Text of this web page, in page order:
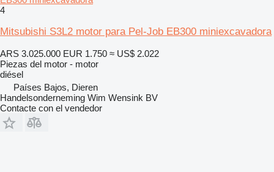
4
Mitsubishi S3L2 motor para Pel-Job EB300 miniexcavadora
ARS 3.025.000 EUR 1.750 ≈ US$ 2.022
Piezas del motor - motor
diésel
Países Bajos, Dieren
Handelsonderneming Wim Wensink BV
Contacte con el vendedor